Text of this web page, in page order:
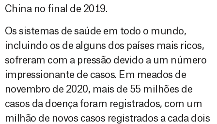
China no final de 2019.
Os sistemas de saúde em todo o mundo,
incluindo os de alguns dos países mais ricos,
sofreram com a pressão devido a um número
impressionante de casos. Em meados de
novembro de 2020, mais de 55 milhões de
casos da doença foram registrados, com um
milhão de novos casos registrados a cada dois